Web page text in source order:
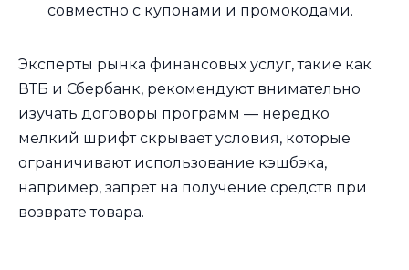
совместно с купонами и промокодами.
Эксперты рынка финансовых услуг, такие как
ВТБ и Сбербанк, рекомендуют внимательно
изучать договоры программ — нередко
мелкий шрифт скрывает условия, которые
ограничивают использование кэшбэка,
например, запрет на получение средств при
возврате товара.